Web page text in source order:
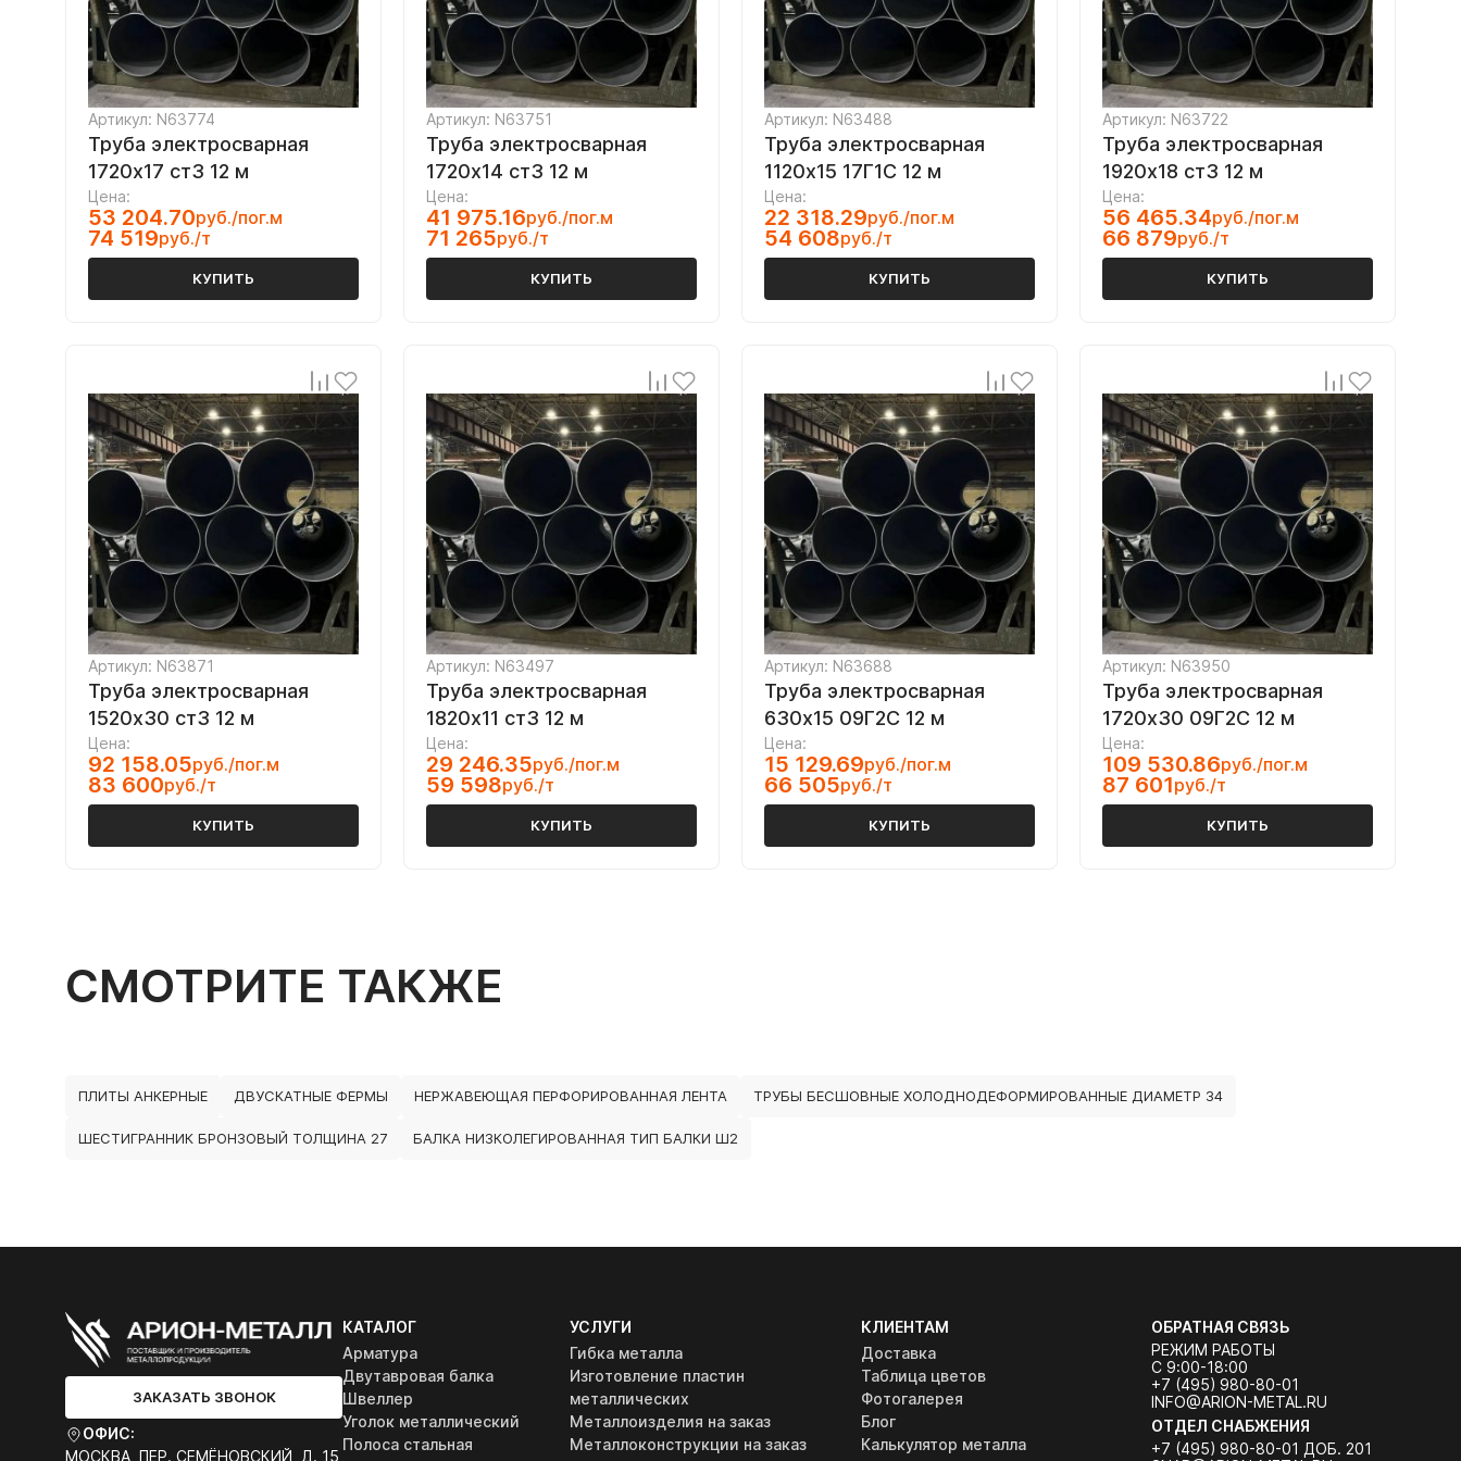
Артикул: N63774
Труба электросварная
1720х17 ст3 12 м
Цена:
53 204.70руб./пог.м
74 519руб./т
КУПИТЬ
Артикул: N63751
Труба электросварная
1720х14 ст3 12 м
Цена:
41 975.16руб./пог.м
71 265руб./т
КУПИТЬ
Артикул: N63488
Труба электросварная
1120х15 17Г1С 12 м
Цена:
22 318.29руб./пог.м
54 608руб./т
КУПИТЬ
Артикул: N63722
Труба электросварная
1920х18 ст3 12 м
Цена:
56 465.34руб./пог.м
66 879руб./т
КУПИТЬ
Артикул: N63871
Труба электросварная
1520х30 ст3 12 м
Цена:
92 158.05руб./пог.м
83 600руб./т
КУПИТЬ
Артикул: N63497
Труба электросварная
1820х11 ст3 12 м
Цена:
29 246.35руб./пог.м
59 598руб./т
КУПИТЬ
Артикул: N63688
Труба электросварная
630х15 09Г2С 12 м
Цена:
15 129.69руб./пог.м
66 505руб./т
КУПИТЬ
Артикул: N63950
Труба электросварная
1720х30 09Г2С 12 м
Цена:
109 530.86руб./пог.м
87 601руб./т
КУПИТЬ
СМОТРИТЕ ТАКЖЕ
ПЛИТЫ АНКЕРНЫЕ ДВУСКАТНЫЕ ФЕРМЫ НЕРЖАВЕЮЩАЯ ПЕРФОРИРОВАННАЯ ЛЕНТА ТРУБЫ БЕСШОВНЫЕ ХОЛОДНОДЕФОРМИРОВАННЫЕ ДИАМЕТР 34
ШЕСТИГРАННИК БРОНЗОВЫЙ ТОЛЩИНА 27 БАЛКА НИЗКОЛЕГИРОВАННАЯ ТИП БАЛКИ Ш2
ЗАКАЗАТЬ ЗВОНОК
ОФИС:
МОСКВА, ПЕР. СЕМЁНОВСКИЙ, Д. 15
КАТАЛОГ
Арматура
Двутавровая балка
Швеллер
Уголок металлический
Полоса стальная
УСЛУГИ
Гибка металла
Изготовление пластин
металлических
Металлоизделия на заказ
Металлоконструкции на заказ
КЛИЕНТАМ
Доставка
Таблица цветов
Фотогалерея
Блог
Калькулятор металла
ОБРАТНАЯ СВЯЗЬ
РЕЖИМ РАБОТЫ
С 9:00-18:00
+7 (495) 980-80-01
INFO@ARION-METAL.RU
ОТДЕЛ СНАБЖЕНИЯ
+7 (495) 980-80-01 ДОБ. 201